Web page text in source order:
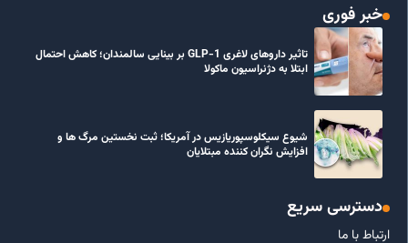
خبر فوری
تاثیر داروهای لاغری GLP-1 بر بینایی سالمندان؛ کاهش احتمال
ابتلا به دژنراسیون ماکولا
شیوع سیکلوسپوریازیس در آمریکا؛ ثبت نخستین مرگ ها و
افزایش نگران کننده مبتلایان
دسترسی سریع
ارتباط با ما